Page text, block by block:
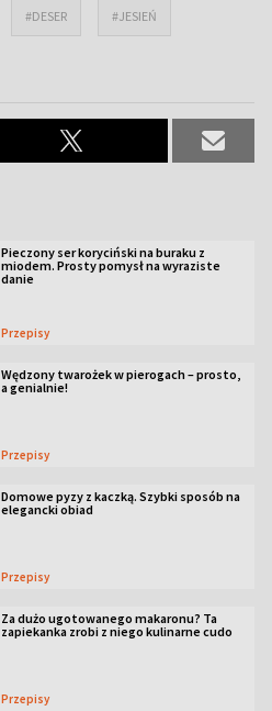
#DESER #JESIEŃ
Pieczony ser koryciński na buraku z
miodem. Prosty pomysł na wyraziste
danie
Przepisy
Wędzony twarożek w pierogach – prosto,
a genialnie!
Przepisy
Domowe pyzy z kaczką. Szybki sposób na
elegancki obiad
Przepisy
Za dużo ugotowanego makaronu? Ta
zapiekanka zrobi z niego kulinarne cudo
Przepisy